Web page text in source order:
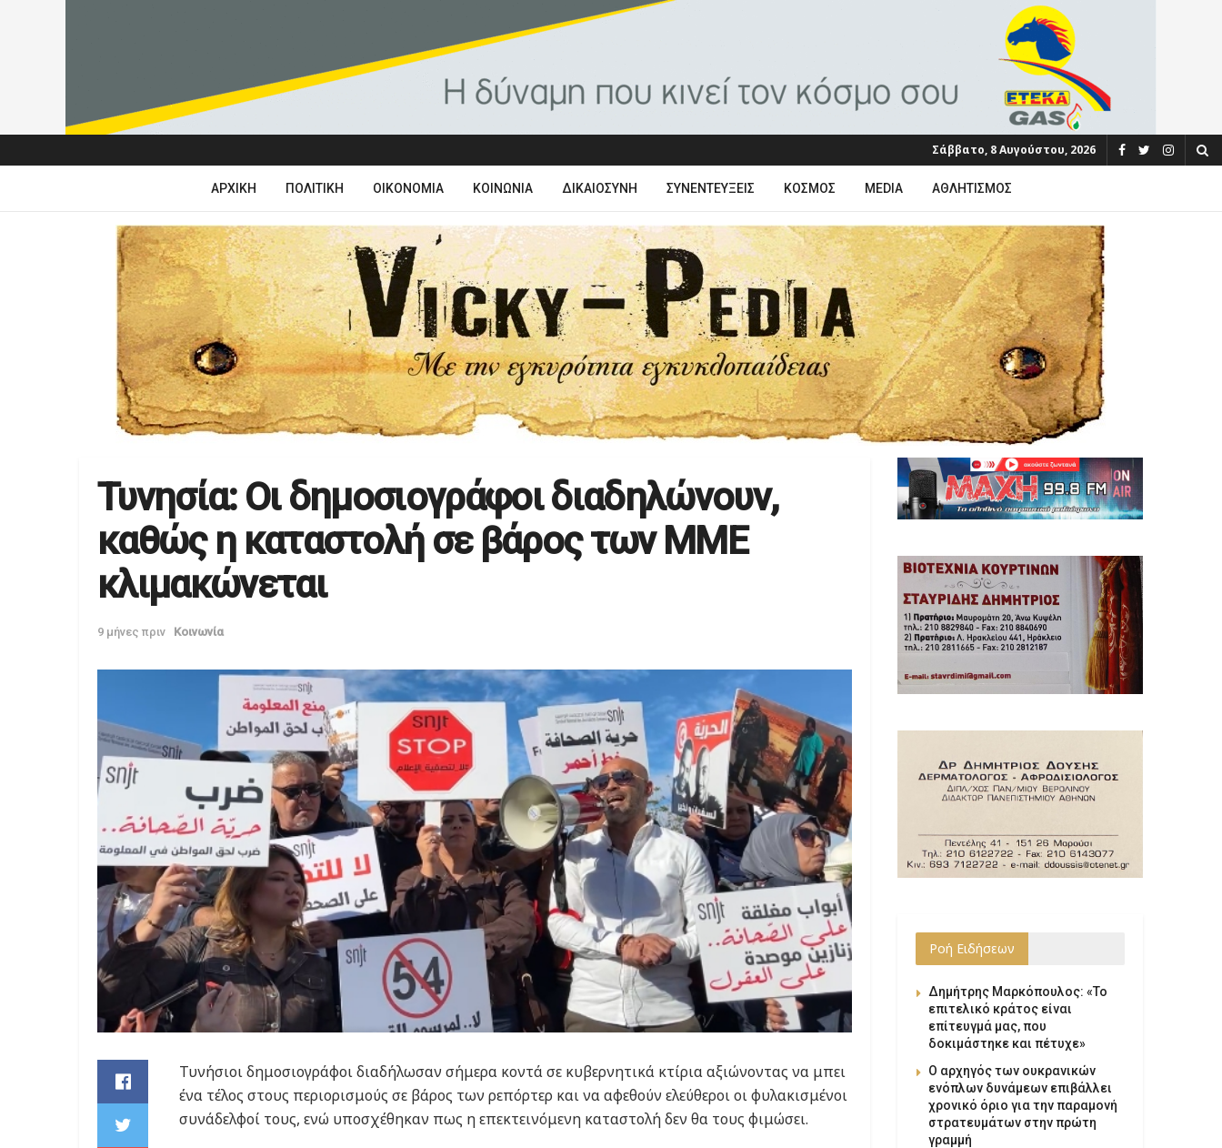
Σάββατο, 8 Αυγούστου, 2026
ΑΡΧΙΚΉ ΠΟΛΙΤΙΚΉ ΟΙΚΟΝΟΜΊΑ ΚΟΙΝΩΝΊΑ ΔΙΚΑΙΟΣΎΝΗ ΣΥΝΕΝΤΕΎΞΕΙΣ ΚΌΣΜΟΣ MEDIA ΑΘΛΗΤΙΣΜΌΣ
Τυνησία: Οι δημοσιογράφοι διαδηλώνουν,
καθώς η καταστολή σε βάρος των ΜΜΕ
κλιμακώνεται
9 μήνες πριν Κοινωνία
Τυνήσιοι δημοσιογράφοι διαδήλωσαν σήμερα κοντά σε κυβερνητικά κτίρια αξιώνοντας να μπει
ένα τέλος στους περιορισμούς σε βάρος των ρεπόρτερ και να αφεθούν ελεύθεροι οι φυλακισμένοι
συνάδελφοί τους, ενώ υποσχέθηκαν πως η επεκτεινόμενη καταστολή δεν θα τους φιμώσει.
Ροή Ειδήσεων
Δημήτρης Μαρκόπουλος: «Το
επιτελικό κράτος είναι
επίτευγμά μας, που
δοκιμάστηκε και πέτυχε»
Ο αρχηγός των ουκρανικών
ενόπλων δυνάμεων επιβάλλει
χρονικό όριο για την παραμονή
στρατευμάτων στην πρώτη
γραμμή